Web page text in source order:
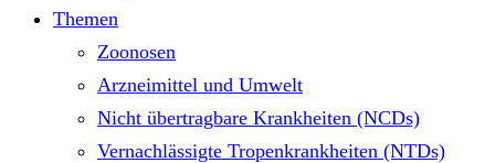
Themen
Zoonosen
Arzneimittel und Umwelt
Nicht übertragbare Krankheiten (NCDs)
Vernachlässigte Tropenkrankheiten (NTDs)